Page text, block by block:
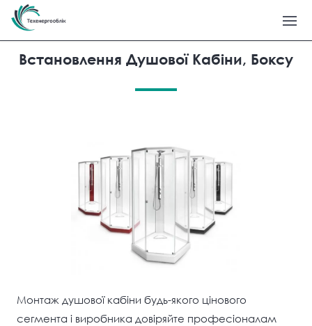
Встановлення Душової Кабіни, Боксу
Монтаж душової кабіни будь-якого цінового
сегмента і виробника довіряйте професіоналам